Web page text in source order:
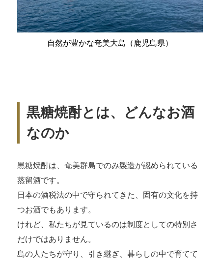
自然が豊かな奄美大島（鹿児島県）
黒糖焼酎とは、どんなお酒
なのか
黒糖焼酎は、奄美群島でのみ製造が認められている
蒸留酒です。
日本の酒税法の中で守られてきた、固有の文化を持
つお酒でもあります。
けれど、私たちが見ているのは制度としての特別さ
だけではありません。
島の人たちが守り、引き継ぎ、暮らしの中で育てて